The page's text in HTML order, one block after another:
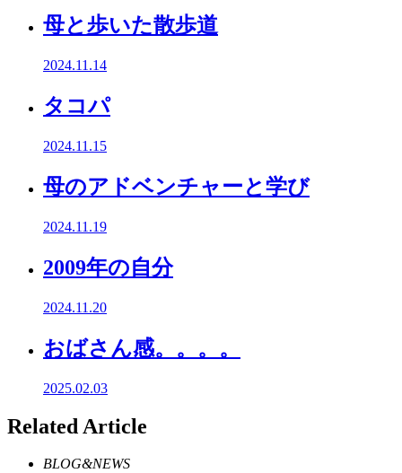
母と歩いた散歩道
2024.11.14
タコパ
2024.11.15
母のアドベンチャーと学び
2024.11.19
2009年の自分
2024.11.20
おばさん感。。。。
2025.02.03
Related Article
BLOG&NEWS